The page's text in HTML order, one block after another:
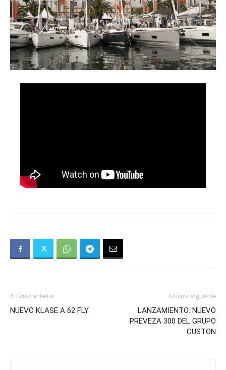
Artículo anterior
NUEVO KLASE A 62 FLY
Artículo siguiente
LANZAMIENTO: NUEVO
PREVEZA 300 DEL GRUPO
CUSTON